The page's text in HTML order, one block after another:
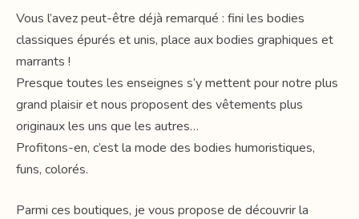
Vous l’avez peut-être déjà remarqué : fini les bodies
classiques épurés et unis, place aux bodies graphiques et
marrants !
Presque toutes les enseignes s’y mettent pour notre plus
grand plaisir et nous proposent des vêtements plus
originaux les uns que les autres…
Profitons-en, c’est la mode des bodies humoristiques,
funs, colorés.
Parmi ces boutiques, je vous propose de découvrir la